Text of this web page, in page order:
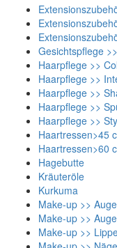
Gesichtspflege
Haarpflege >>
Haarpflege >>
Haarpflege >>
Haarpflege >>
Haarpflege >>
Haartressen>45
Haartressen>60
Hagebutte
Kräuteröle
Kurkuma
Make-up >>
Make-up >>
Make-up >>